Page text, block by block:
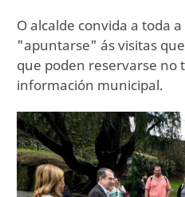
O alcalde convida a toda
"apuntarse" ás visitas
que poden reservarse no
información municipal.